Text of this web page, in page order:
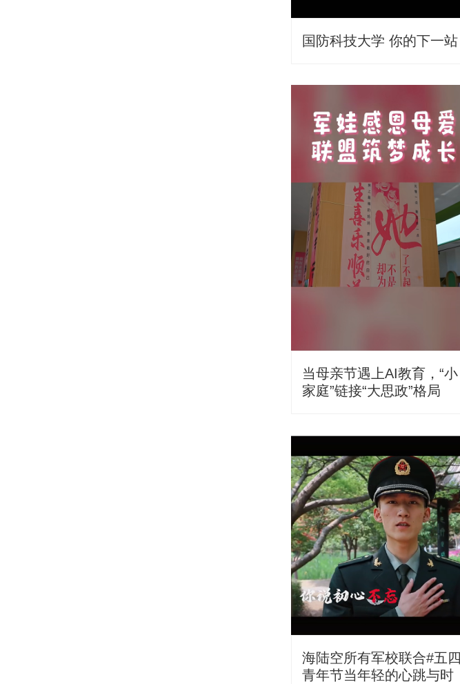
国防科技大学 你的下一站
当母亲节遇上AI教育，“小
家庭”链接“大思政”格局
海陆空所有军校联合#五四
青年节当年轻的心跳与时